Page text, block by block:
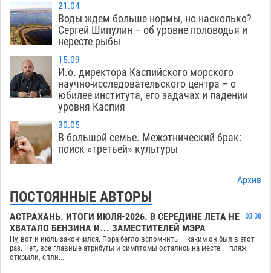
21.04
Воды ждем больше нормы, но насколько?
Сергей Шипулин – об уровне половодья и
нересте рыбы
15.09
И.о. директора Каспийского морского
научно-исследовательского центра – о
юбилее института, его задачах и падении
уровня Каспия
30.05
В большой семье. Межэтнический брак:
поиск «третьей» культуры
Архив
ПОСТОЯННЫЕ АВТОРЫ
АСТРАХАНЬ. ИТОГИ ИЮЛЯ-2026. В СЕРЕДИНЕ ЛЕТА НЕ
ХВАТАЛО БЕНЗИНА И… ЗАМЕСТИТЕЛЕЙ МЭРА
03.08
Ну, вот и июль закончился. Пора бегло вспомнить — каким он был в этот
раз. Нет, все главные атрибуты и симптомы остались на месте — пляж
открыли, спли...